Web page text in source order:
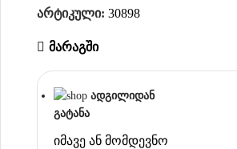
არტიკული: 30898
მარაგში
ადგილიდან
გატანა
იმავე ან მომდევნო